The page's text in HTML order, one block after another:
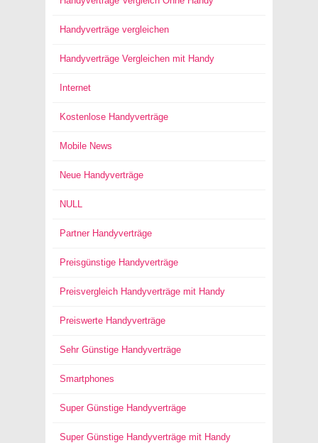
Handyverträge vergleichen
Handyverträge Vergleichen mit Handy
Internet
Kostenlose Handyverträge
Mobile News
Neue Handyverträge
NULL
Partner Handyverträge
Preisgünstige Handyverträge
Preisvergleich Handyverträge mit Handy
Preiswerte Handyverträge
Sehr Günstige Handyverträge
Smartphones
Super Günstige Handyverträge
Super Günstige Handyverträge mit Handy